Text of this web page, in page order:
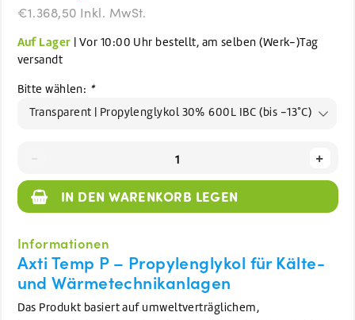
€1.368,50 Inkl. MwSt.
Auf Lager | Vor 10:00 Uhr bestellt, am selben (Werk-)Tag
versandt
Bitte wählen: *
Transparent | Propylenglykol 30% 600L IBC (bis -13°C)
+
IN DEN WARENKORB LEGEN
Informationen
Axti Temp P – Propylenglykol für Kälte-
und Wärmetechnikanlagen
Das Produkt basiert auf umweltverträglichem,